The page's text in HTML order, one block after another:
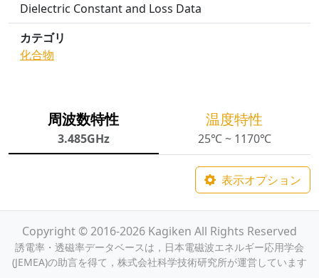
Dielectric Constant and Loss Data
カテゴリ
化合物
周波数特性
3.485GHz
温度特性
25℃ ~ 1170℃
表示オプション
Copyright © 2016-2026 Kagiken All Rights Reserved
誘電率・透磁率データベースは，日本電磁波エネルギー応用学会
(JEMEA)の助言を得て，株式会社科学技術研究所が運営しています